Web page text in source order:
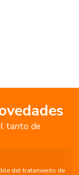
tanto de
del tratamiento de